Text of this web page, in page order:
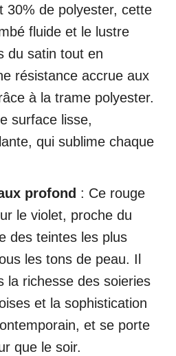
30% de polyester, cette
fluide et le lustre
du satin tout en
résistance accrue aux
à la trame polyester.
surface lisse,
qui sublime chaque
profond : Ce rouge
le violet, proche du
des teintes les plus
les tons de peau. Il
la richesse des soieries
et la sophistication
et se porte
que le soir.